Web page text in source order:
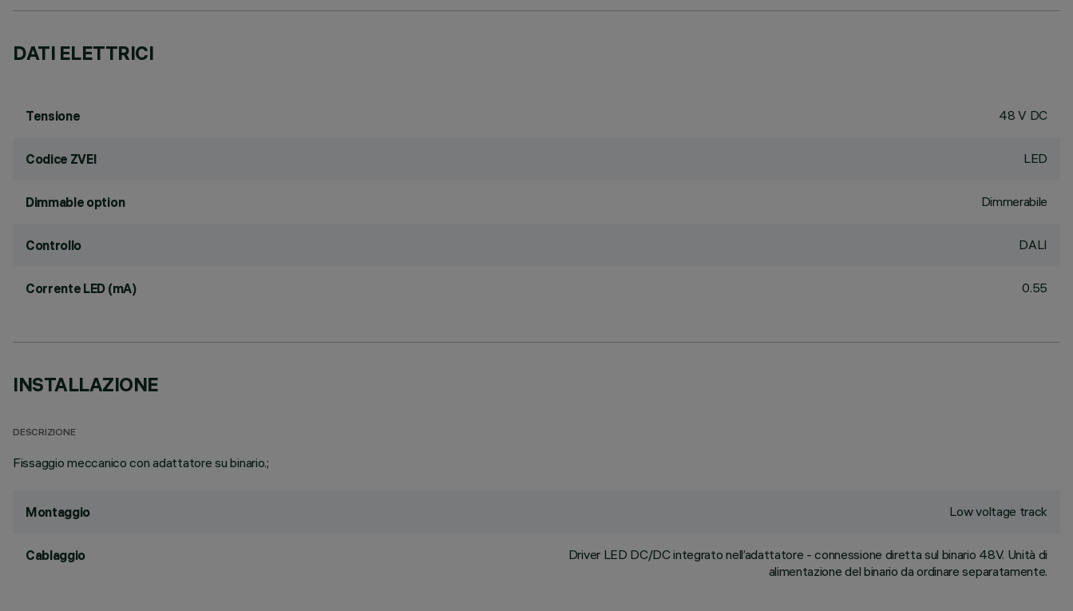
DATI ELETTRICI
Tensione 48 V DC
Codice ZVEI LED
Dimmable option Dimmerabile
Controllo DALI
Corrente LED (mA) 0.55
INSTALLAZIONE
DESCRIZIONE
Fissaggio meccanico con adattatore su binario.;
Montaggio Low voltage track
Cablaggio
Driver LED DC/DC integrato nell’adattatore - connessione diretta sul binario 48V. Unità di
alimentazione del binario da ordinare separatamente.